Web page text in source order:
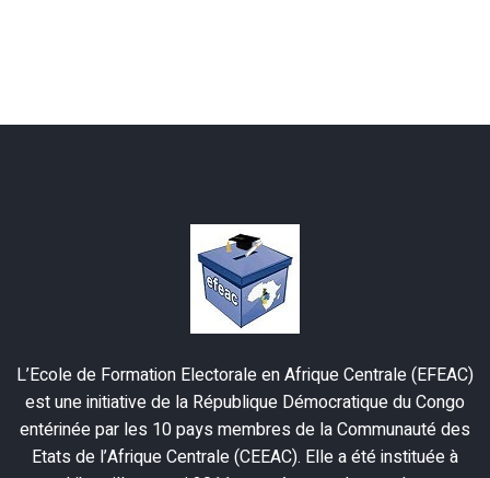
L’Ecole de Formation Electorale en Afrique Centrale (EFEAC)
est une initiative de la République Démocratique du Congo
entérinée par les 10 pays membres de la Communauté des
Etats de l’Afrique Centrale (CEEAC). Elle a été instituée à